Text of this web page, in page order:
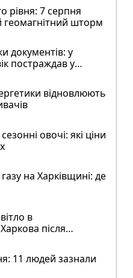
рівня: 7 серпня
шторм
документів: у
постраждав у
відновлюють
овочі: які ціни
на Харківщині: де
в
після
11 людей зазнали